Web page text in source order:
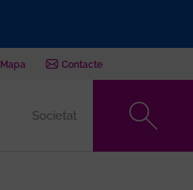
Mapa Contacte
Societat